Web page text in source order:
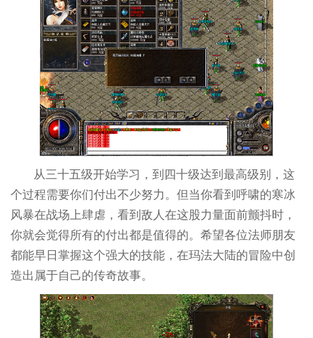
从三十五级开始学习，到四十级达到最高级别，这
个过程需要你们付出不少努力。但当你看到呼啸的寒冰
风暴在战场上肆虐，看到敌人在这股力量面前颤抖时，
你就会觉得所有的付出都是值得的。希望各位法师朋友
都能早日掌握这个强大的技能，在玛法大陆的冒险中创
造出属于自己的传奇故事。